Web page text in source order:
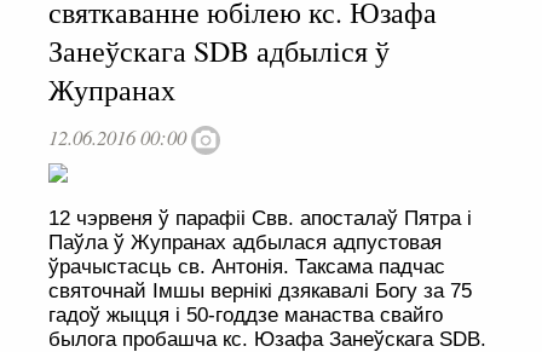
святкаванне юбілею кс. Юзафа
Занеўскага SDB адбыліся ў
Жупранах
12.06.2016 00:00
12 чэрвеня ў парафіі Свв. апосталаў Пятра і
Паўла ў Жупранах адбылася адпустовая
ўрачыстасць св. Антонія. Таксама падчас
святочнай Імшы вернікі дзякавалі Богу за 75
гадоў жыцця і 50-годдзе манаства свайго
былога пробашча кс. Юзафа Занеўскага SDB.